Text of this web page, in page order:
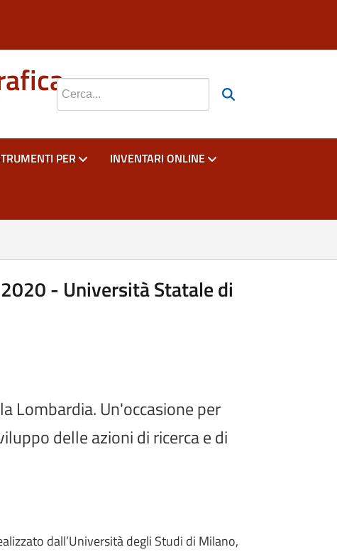
PER INVENTARI ONLINE
- Università Statale di
Lombardia. Un'occasione per
delle azioni di ricerca e di
dall’Università degli Studi di Milano,